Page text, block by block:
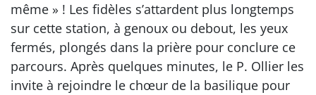
même » ! Les fidèles s’attardent plus longtemps
sur cette station, à genoux ou debout, les yeux
fermés, plongés dans la prière pour conclure ce
parcours. Après quelques minutes, le P. Ollier les
invite à rejoindre le chœur de la basilique pour